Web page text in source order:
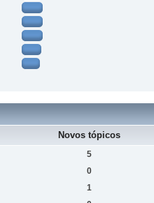
Novos tópicos
5
0
1